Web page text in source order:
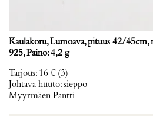
Kaulakoru, Lumoava, pituus 42/45cm,
925, Paino: 4,2 g
Tarjous: 16 € (3)
Johtava huuto:sieppo
Myyrmäen Pantti